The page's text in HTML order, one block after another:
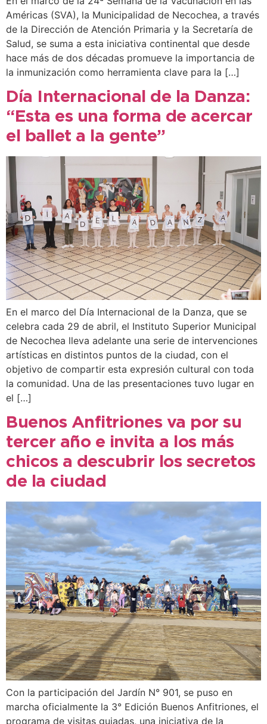
Américas (SVA), la Municipalidad de Necochea, a través
de la Dirección de Atención Primaria y la Secretaría de
Salud, se suma a esta iniciativa continental que desde
hace más de dos décadas promueve la importancia de
la inmunización como herramienta clave para la […]
Día Internacional de la Danza:
“Esta es una forma de acercar
el ballet a la gente”
En el marco del Día Internacional de la Danza, que se
celebra cada 29 de abril, el Instituto Superior Municipal
de Necochea lleva adelante una serie de intervenciones
artísticas en distintos puntos de la ciudad, con el
objetivo de compartir esta expresión cultural con toda
la comunidad. Una de las presentaciones tuvo lugar en
el […]
Buenos Anfitriones va por su
tercer año e invita a los más
chicos a descubrir los secretos
de la ciudad
Con la participación del Jardín N° 901, se puso en
marcha oficialmente la 3° Edición Buenos Anfitriones, el
programa de visitas guiadas, una iniciativa de la